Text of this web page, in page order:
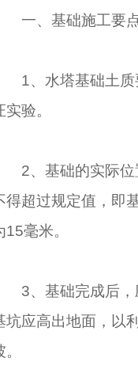
、基础施工要点
水塔基础土质要
实验。
基础的实际位置
得超过规定值，即
15毫米。
基础完成后，应
坑应高出地面，以